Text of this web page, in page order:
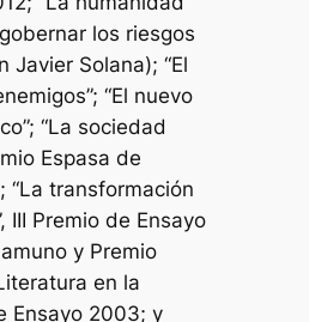
los riesgos
Javier Solana); “El
“El nuevo
“La sociedad
Espasa de
“La transformación
III Premio de Ensayo
y Premio
en la
Ensayo 2003; y